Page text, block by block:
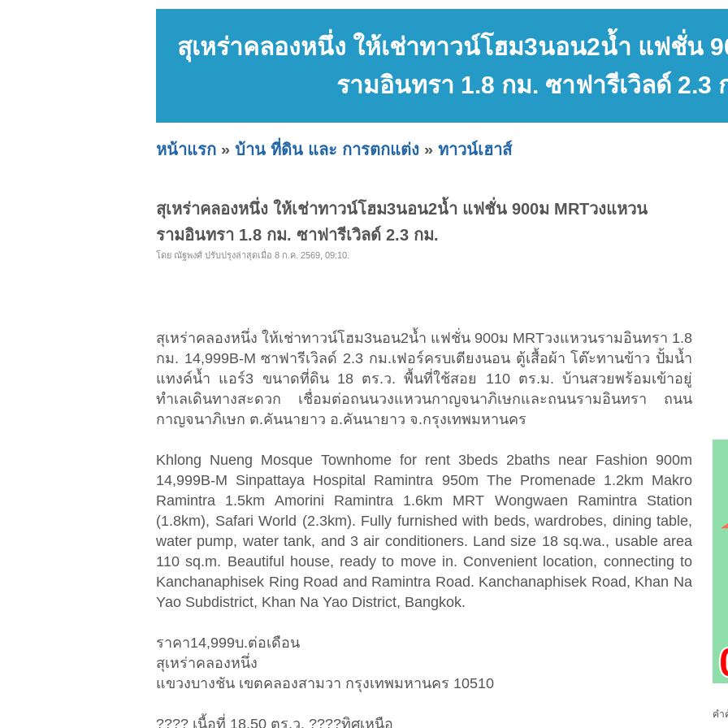
สุเหร่าคลองหนึ่ง ให้เช่าทาวน์โฮม3นอน2น้ำ แฟชั่น
รามอินทรา 1.8 กม. ซาฟารีเวิลด์ 2.3
หน้าแรก » บ้าน ที่ดิน และ การตกแต่ง » ทาวน์เฮาส์
สุเหร่าคลองหนึ่ง ให้เช่าทาวน์โฮม3นอน2น้ำ แฟชั่น 900ม MRTวงแหวน
รามอินทรา 1.8 กม. ซาฟารีเวิลด์ 2.3 กม.
โดย ณัฐพงศ์ ปรับปรุงล่าสุดเมื่อ 8 ก.ค. 2569, 09:10.
สุเหร่าคลองหนึ่ง ให้เช่าทาวน์โฮม3นอน2น้ำ แฟชั่น 900ม MRTวงแหวนรามอินทรา 1.8
กม. 14,999B-M ซาฟารีเวิลด์ 2.3 กม.เฟอร์ครบเตียงนอน ตู้เสื้อผ้า โต๊ะทานข้าว ปั้มน้ำ
แทงค์น้ำ แอร์3 ขนาดที่ดิน 18 ตร.ว. พื้นที่ใช้สอย 110 ตร.ม. บ้านสวยพร้อมเข้าอยู่
ทำเลเดินทางสะดวก เชื่อมต่อถนนวงแหวนกาญจนาภิเษกและถนนรามอินทรา ถนน
กาญจนาภิเษก ต.คันนายาว อ.คันนายาว จ.กรุงเทพมหานคร
Khlong Nueng Mosque Townhome for rent 3beds 2baths near Fashion 900m
14,999B-M Sinpattaya Hospital Ramintra 950m The Promenade 1.2km Makro
Ramintra 1.5km Amorini Ramintra 1.6km MRT Wongwaen Ramintra Station
(1.8km), Safari World (2.3km). Fully furnished with beds, wardrobes, dining table,
water pump, water tank, and 3 air conditioners. Land size 18 sq.wa., usable area
110 sq.m. Beautiful house, ready to move in. Convenient location, connecting to
Kanchanaphisek Ring Road and Ramintra Road. Kanchanaphisek Road, Khan Na
Yao Subdistrict, Khan Na Yao District, Bangkok.
ราคา14,999บ.ต่อเดือน
สุเหร่าคลองหนึ่ง
แขวงบางชัน เขตคลองสามวา กรุงเทพมหานคร 10510
???? เนื้อที่ 18.50 ตร.ว. ????ทิศเหนือ
คำ